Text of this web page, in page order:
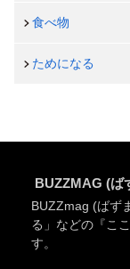
食べ物
ためになる
BUZZMAG (ば
BUZZmag (ばず
る」などの『こ
す。